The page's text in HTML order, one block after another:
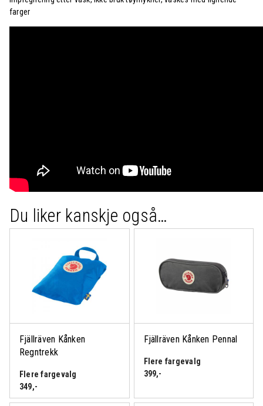
farger
Du liker kanskje også…
Fjällräven Kånken
Regntrekk
Flere fargevalg
349,-
Fjällräven Kånken Pennal
Flere fargevalg
399,-